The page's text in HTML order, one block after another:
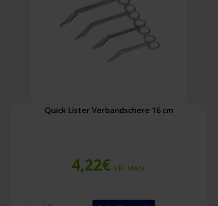
Quick Lister Verbandschere 16 cm
4,22€ Inkl. MwSt.